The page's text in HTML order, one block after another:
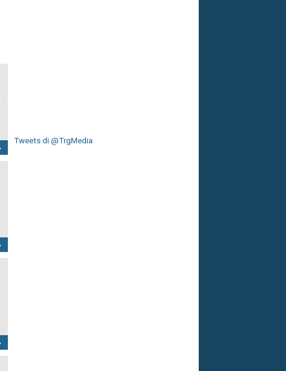
Tweets di @TrgMedia